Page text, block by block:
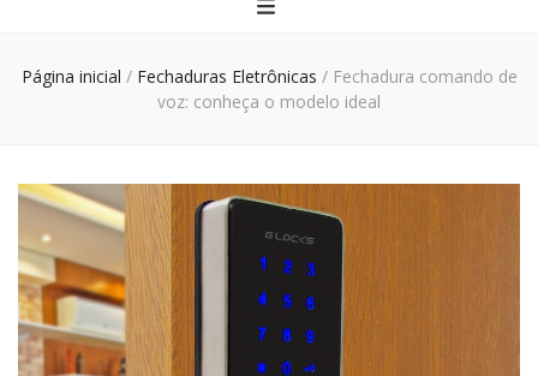
Página inicial / Fechaduras Eletrônicas / Fechadura comando de
voz: conheça o modelo ideal